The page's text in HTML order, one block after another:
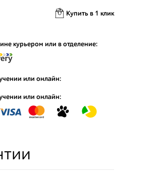
Купить в 1 клик
курьером или в отделение:
или онлайн:
или онлайн: